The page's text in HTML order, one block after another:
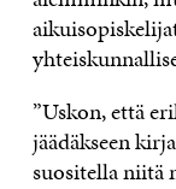
”Uskon, että
jäädäkseen
suositella niitä